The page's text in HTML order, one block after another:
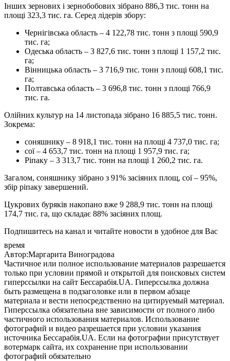
Інших зернових і зернобобових зібрано 886,3 тис. тонн на
площі 323,3 тис. га. Серед лідерів збору:
Чернігівська область – 4 122,78 тис. тонн з площі 590,9
тис. га;
Одеська область – 3 827,6 тис. тонн з площі 1 157,2 тис.
га;
Вінницька область – 3 716,9 тис. тонн з площі 608,1 тис.
га;
Полтавська область – 3 696,8 тис. тонн з площі 766,9
тис. га.
Олійних культур на 14 листопада зібрано 16 885,5 тис. тонн.
Зокрема:
соняшнику – 8 918,1 тис. тонн на площі 4 737,0 тис. га;
сої – 4 653,7 тис. тонн на площі 1 957,9 тис. га;
Ріпаку – 3 313,7 тис. тонн на площі 1 260,2 тис. га.
Загалом, соняшнику зібрано з 91% засіяних площ, сої – 95%,
збір ріпаку завершений.
Цукрових буряків накопано вже 9 288,9 тис. тонн на площі
174,7 тис. га, що складає 88% засіяних площ.
Подпишитесь на канал и читайте новости в удобное для Вас
время
Автор:Маргарита Виноградова
Частичное или полное использование материалов разрешается
только при условии прямой и открытой для поисковых систем
гиперссылки на сайт Бессарабія.UA. Гиперссылка должна
быть размещена в подзаголовке или в первом абзаце
материала и вести непосредственно на цитируемый материал.
Гиперссылка обязательна вне зависимости от полного либо
частичного использования материалов. Использование
фотографий и видео разрешается при условии указания
источника Бессарабія.UA. Если на фотографии присутствует
вотермарк сайта, их сохранение при использовании
фотографий обязательно